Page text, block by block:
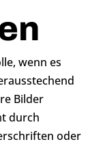
wenn es
Bilder
durch
oder